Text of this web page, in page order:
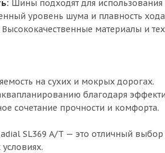
Шины подходят для использования
уровень шума и плавность
Высококачественные материалы и
на сухих и мокрых дорогах.
благодаря
сочетание прочности и комфорта.
SL369 A/T — это отличный